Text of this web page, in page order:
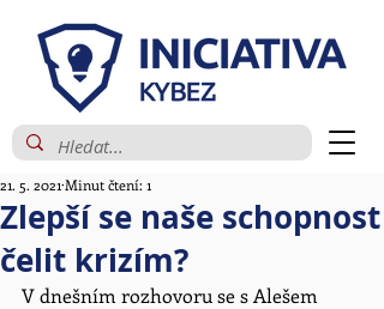
Zlepší se naše schopnost
čelit krizím?
21. 5. 2021 Minut čtení: 1
V dnešním rozhovoru se s Alešem